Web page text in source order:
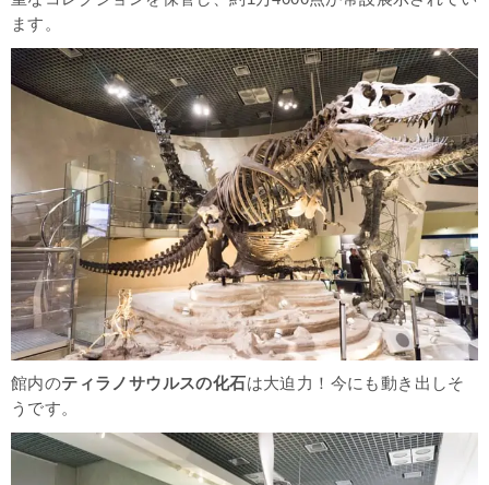
ます。
館内のティラノサウルスの化石は大迫力！今にも動き出しそ
うです。